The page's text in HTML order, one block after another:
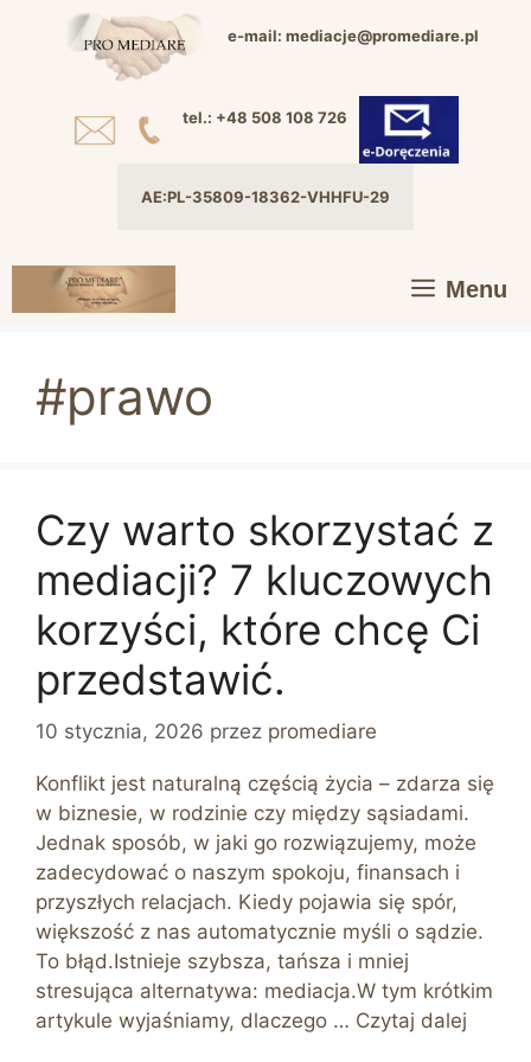
e-mail: mediacje@promediare.pl
tel.: +48 508 108 726
AE:PL-35809-18362-VHHFU-29
Menu
#prawo
Czy warto skorzystać z
mediacji? 7 kluczowych
korzyści, które chcę Ci
przedstawić.
10 stycznia, 2026 przez promediare
Konflikt jest naturalną częścią życia – zdarza się
w biznesie, w rodzinie czy między sąsiadami.
Jednak sposób, w jaki go rozwiązujemy, może
zadecydować o naszym spokoju, finansach i
przyszłych relacjach. Kiedy pojawia się spór,
większość z nas automatycznie myśli o sądzie.
To błąd.Istnieje szybsza, tańsza i mniej
stresująca alternatywa: mediacja.W tym krótkim
artykule wyjaśniamy, dlaczego … Czytaj dalej